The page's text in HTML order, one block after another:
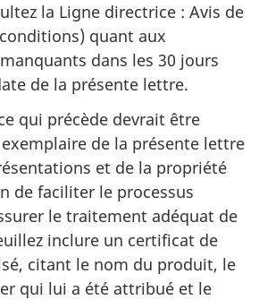
la Ligne directrice : Avis de
quant aux
dans les 30 jours
de la présente lettre.
qui précède devrait être
de la présente lettre
et de la propriété
de faciliter le processus
le traitement adéquat de
inclure un certificat de
citant le nom du produit, le
qui lui a été attribué et le